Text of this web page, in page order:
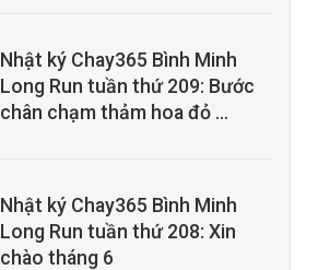
Nhật ký Chay365 Bình Minh
Long Run tuần thứ 209: Bước
chân chạm thảm hoa đỏ …
Nhật ký Chay365 Bình Minh
Long Run tuần thứ 208: Xin
chào tháng 6